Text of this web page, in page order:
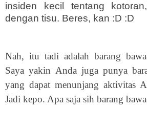
insiden kecil tentang
dengan tisu. Beres, kan :D :D
Nah, itu tadi adalah barang
Saya yakin Anda juga punya
yang dapat menunjang aktivitas
Jadi kepo. Apa saja sih barang